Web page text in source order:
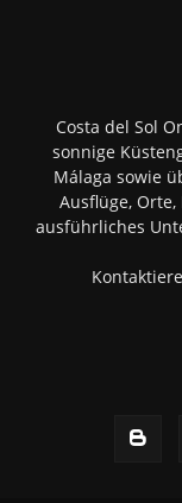
Costa del Sol
sonnige
Málaga sowie
Ausflüge,
ausführliches